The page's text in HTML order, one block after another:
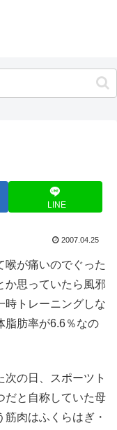
LINE
2007.04.25
喉が痛いのでぐった
か思っていたら風邪
時トレーニングしな
脂肪率が6.6％なの
次の日、スポーツト
だと自称していた母
肉はふくらはぎ・